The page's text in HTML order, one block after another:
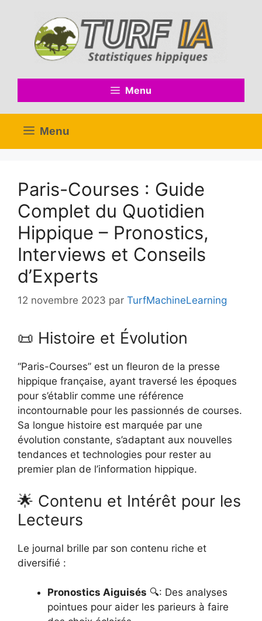
contenu
Menu
Menu
Paris-Courses : Guide
Complet du Quotidien
Hippique – Pronostics,
Interviews et Conseils
d’Experts
12 novembre 2023 par TurfMachineLearning
📜 Histoire et Évolution
“Paris-Courses” est un fleuron de la presse
hippique française, ayant traversé les époques
pour s’établir comme une référence
incontournable pour les passionnés de courses.
Sa longue histoire est marquée par une
évolution constante, s’adaptant aux nouvelles
tendances et technologies pour rester au
premier plan de l’information hippique.
🌟 Contenu et Intérêt pour les
Lecteurs
Le journal brille par son contenu riche et
diversifié :
Pronostics Aiguisés 🔍: Des analyses
pointues pour aider les parieurs à faire